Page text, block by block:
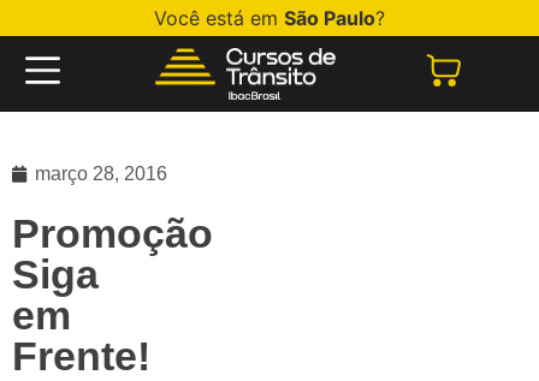
Você está em São Paulo?
março 28, 2016
Promoção
Siga
em
Frente!